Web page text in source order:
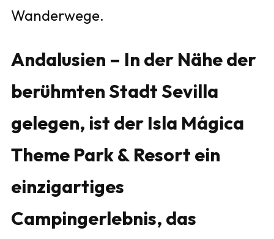
Wanderwege.
Andalusien – In der Nähe der
berühmten Stadt Sevilla
gelegen, ist der Isla Mágica
Theme Park & Resort ein
einzigartiges
Campingerlebnis, das